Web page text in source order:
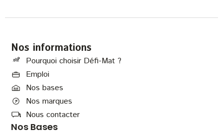
Nos informations
Pourquoi choisir Défi-Mat ?
Emploi
Nos bases
Nos marques
Nous contacter
Nos Bases